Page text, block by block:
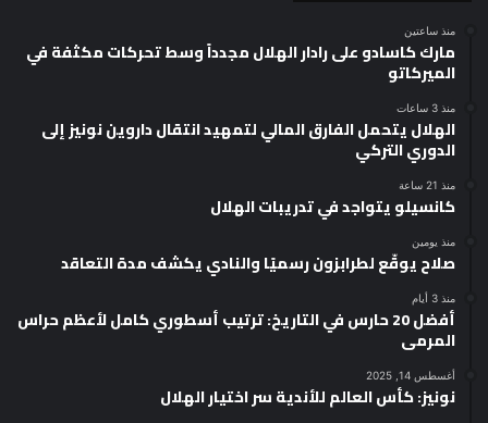
منذ ساعتين
مارك كاسادو على رادار الهلال مجدداً وسط تحركات مكثفة في
الميركاتو
منذ 3 ساعات
الهلال يتحمل الفارق المالي لتمهيد انتقال داروين نونيز إلى
الدوري التركي
منذ 21 ساعة
كانسيلو يتواجد في تدريبات الهلال
منذ يومين
صلاح يوقّع لطرابزون رسميًا والنادي يكشف مدة التعاقد
منذ 3 أيام
أفضل 20 حارس في التاريخ: ترتيب أسطوري كامل لأعظم حراس
المرمى
أغسطس 14, 2025
نونيز: كأس العالم للأندية سر اختيار الهلال